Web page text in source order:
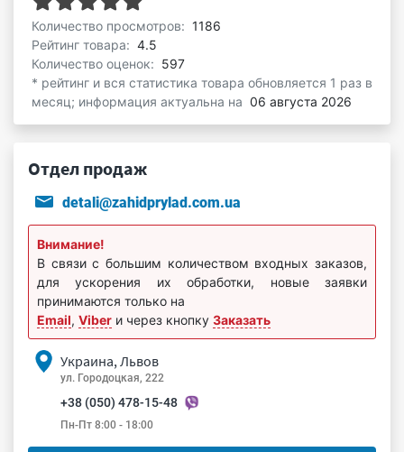
Количество просмотров: 1186
Рейтинг товара: 4.5
Количество оценок: 597
* рейтинг и вся статистика товара обновляется 1 раз в
месяц; информация актуальна на 06 августа 2026
Отдел продаж
detali@zahidprylad.com.ua
Внимание!
В связи с большим количеством входных заказов,
для ускорения их обработки, новые заявки
принимаются только на
Email, Viber и через кнопку Заказать
Украина, Львов
ул. Городоцкая, 222
+38 (050) 478-15-48
Пн-Пт 8:00 - 18:00